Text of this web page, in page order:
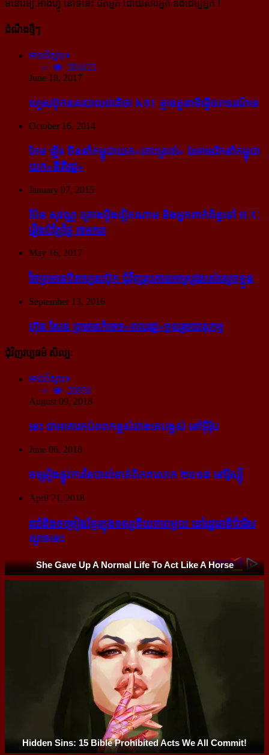
មនោរម្យ.អាំងហ្វូ នៅទីនេះ ជិតអ្នក ដោយសារអ្នក និងដើម្បីអ្នក !
ដំណឹងថ្មីៗ
អានពិស្ដារ
301033
June 18, 2017
ហ្វេសប៊ុក​នគរបាល​ជាតិ​ថា K01 គ្មាន​តួនាទី​ធ្វើ​ចរាចរណ៍​ទេ
October 16, 2014
កែម ឡី៖ ចិន​នាំ​កម្ពុជា​យក​«កោះ​ត្រល់» ឯ​អាមេរិក​នាំ​កម្ពុជា​
យក​«នីតិរដ្ឋ»
January 07, 2015
ប៉ែន សុវណ្ណ គ្រោង​ប្តឹង​វៀតណាម និង​អ្នក​ពាក់​ព័ន្ធ​ទៅ ICC
រឿង​បំភ្លៃ​ថ្ងៃ ៧​មករា
May 16, 2017
ថៃ​ព្រមាន​បិត​ហ្វេសប៊ុក ជុំ​វិញ​រូបភាព​អាស្រូវ​របស់​ស្ដេច​ខ្លួន
September 13, 2016
ហ៊ុន សែន ព្រមាន​កំទេច​«ពលរដ្ឋ»​ចូលរួម​បាតុកម្ម
ជុំវិញវប្បធម៌ សិល្បៈ
អានពិស្ដារ
20858
August 09, 2018
នេះ ជា​អាគារ​កប់​ពពក​ខ្ពស់​ជាង​គេ​បង្អស់ នៅ​អ៊ឺរ៉ុប
June 06, 2018
ចម្រៀង​ផ្លូវការ​នៃ​បាល់ទាត់​ពិភពលោក ២០១៨ នៅ​រ៉ូស្ស៊ី
April 21, 2018
របាំ​និង​ចម្រៀង​ខ្មែរ​ក្នុង​ទស្សនីយភាព​មួយ នៅ​រដ្ឋធានី​ប៉ារីស​
ល្ងាច​នេះ